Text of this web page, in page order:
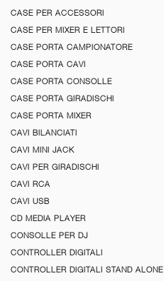
CASE PER ACCESSORI
CASE PER MIXER E LETTORI
CASE PORTA CAMPIONATORE
CASE PORTA CAVI
CASE PORTA CONSOLLE
CASE PORTA GIRADISCHI
CASE PORTA MIXER
CAVI BILANCIATI
CAVI MINI JACK
CAVI PER GIRADISCHI
CAVI RCA
CAVI USB
CD MEDIA PLAYER
CONSOLLE PER DJ
CONTROLLER DIGITALI
CONTROLLER DIGITALI STAND ALONE